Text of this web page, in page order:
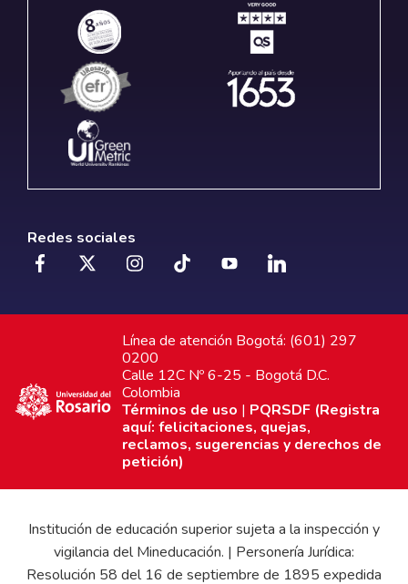
Redes sociales
Línea de atención Bogotá: (601) 297
0200
Calle 12C Nº 6-25 - Bogotá D.C.
Colombia
Términos de uso | PQRSDF (Registra
aquí: felicitaciones, quejas,
reclamos, sugerencias y derechos de
petición)
Institución de educación superior sujeta a la inspección y
vigilancia del Mineducación. | Personería Jurídica:
Resolución 58 del 16 de septiembre de 1895 expedida